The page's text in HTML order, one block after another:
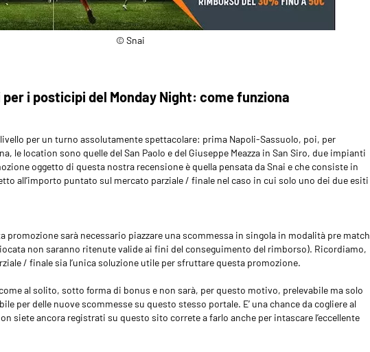
© Snai
per i posticipi del Monday Night: come funziona
per un turno assolutamente spettacolare: prima Napoli-Sassuolo, poi, per
le location sono quelle del San Paolo e del Giuseppe Meazza in San Siro, due impianti
oggetto di questa nostra recensione è quella pensata da Snai e che consiste in
all’importo puntato sul mercato parziale / finale nel caso in cui solo uno dei due esiti
promozione sarà necessario piazzare una scommessa in singola in modalità pre match
non saranno ritenute valide ai fini del conseguimento del rimborso). Ricordiamo,
/ finale sia l’unica soluzione utile per sfruttare questa promozione.
al solito, sotto forma di bonus e non sarà, per questo motivo, prelevabile ma solo
per delle nuove scommesse su questo stesso portale. E’ una chance da cogliere al
siete ancora registrati su questo sito correte a farlo anche per intascare l’eccellente